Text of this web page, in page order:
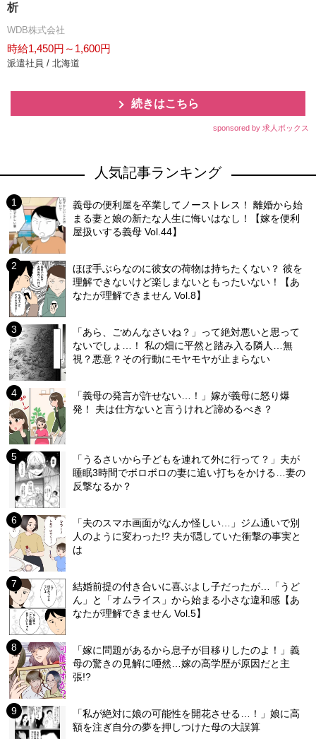
析
WDB株式会社
時給1,450円～1,600円
派遣社員 / 北海道
続きはこちら
sponsored by 求人ボックス
人気記事ランキング
義母の便利屋を卒業してノーストレス！ 離婚から始
まる妻と娘の新たな人生に悔いはなし！【嫁を便利
屋扱いする義母 Vol.44】
ほぼ手ぶらなのに彼女の荷物は持ちたくない？ 彼を
理解できないけど楽しまないともったいない！【あ
なたが理解できません Vol.8】
「あら、ごめんなさいね？」って絶対悪いと思って
ないでしょ…！ 私の畑に平然と踏み入る隣人…無
視？悪意？その行動にモヤモヤが止まらない
「義母の発言が許せない…！」嫁が義母に怒り爆
発！ 夫は仕方ないと言うけれど諦めるべき？
「うるさいから子どもを連れて外に行って？」夫が
睡眠3時間でボロボロの妻に追い打ちをかける…妻の
反撃なるか？
「夫のスマホ画面がなんか怪しい…」ジム通いで別
人のように変わった!? 夫が隠していた衝撃の事実と
は
結婚前提の付き合いに喜ぶよし子だったが…「うど
ん」と「オムライス」から始まる小さな違和感【あ
なたが理解できません Vol.5】
「嫁に問題があるから息子が目移りしたのよ！」義
母の驚きの見解に唖然…嫁の高学歴が原因だと主
張!?
「私が絶対に娘の可能性を開花させる…！」娘に高
額を注ぎ自分の夢を押しつけた母の大誤算